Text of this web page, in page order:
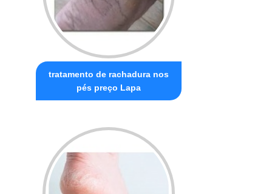
tratamento de rachadura nos
pés preço Lapa